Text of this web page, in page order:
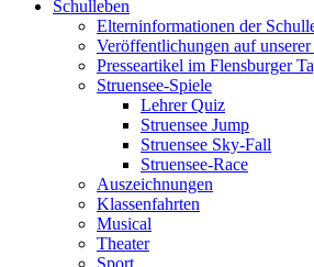
Schulleben
Elterninformationen der
Veröffentlichungen auf
Presseartikel im Flensburger
Struensee-Spiele
Lehrer Quiz
Struensee Jump
Struensee Sky-Fall
Struensee-Race
Auszeichnungen
Klassenfahrten
Musical
Theater
Sport